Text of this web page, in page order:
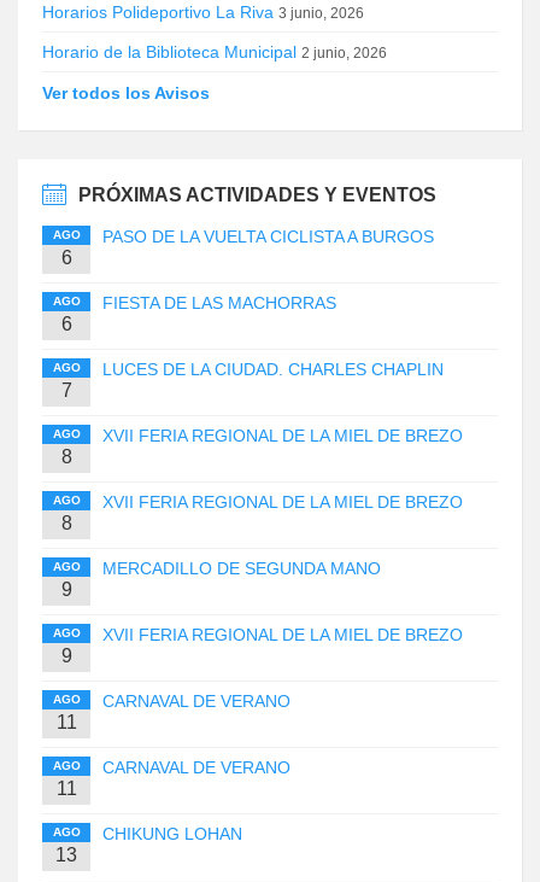
Horarios Polideportivo La Riva 3 junio, 2026
Horario de la Biblioteca Municipal 2 junio, 2026
Ver todos los Avisos
PRÓXIMAS ACTIVIDADES Y EVENTOS
AGO
6
PASO DE LA VUELTA CICLISTA A BURGOS
AGO
6
FIESTA DE LAS MACHORRAS
AGO
7
LUCES DE LA CIUDAD. CHARLES CHAPLIN
AGO
8
XVII FERIA REGIONAL DE LA MIEL DE BREZO
AGO
8
XVII FERIA REGIONAL DE LA MIEL DE BREZO
AGO
9
MERCADILLO DE SEGUNDA MANO
AGO
9
XVII FERIA REGIONAL DE LA MIEL DE BREZO
AGO
11
CARNAVAL DE VERANO
AGO
11
CARNAVAL DE VERANO
AGO
13
CHIKUNG LOHAN